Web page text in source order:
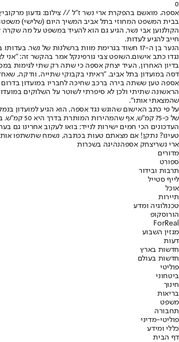
0
אספה. מואשם בהפקרת ארי נשר ז"ל // צילום: גדעון
בבית המשפט המחוזי בתל אביב המשיך היום (שלישי)
חייב להגיע לעדות.
הנער בן ה-17 חשוד בגרימת מוות ברשלנות של נשר. בעדותו במשטרה טען הנער שאינו זוכר את התאונה ומה שקרה לפניה. באחרונה הוא קיים שימוע בפרקליטות לפני הגשת כתב אישום, וכעת הוא מחכה להחלטה
נגדו כתב אישום.השופט צבי גורפינקל אמר בהקשר זה: "אני
בדיון האחרון, העיד יצחק אספה כי שתה רק שתי לגימות
דסה במועדון בתל אביב. "ראיתי בקבוקי שתייה, וודקה,
אספה טען ששתה בירה ברכב שחיכה לחבריו במועדון
הראשונה שתיתי ולכן לא סיפרתי לשוטר על השלוקים
שהמצאתי אותו".
על פי כתב האישום שהוגש נגד אספה, הוא הגיע למועדון
של כ-75 קמ"ש, אף שהמהירות המותרת בדרך היא 50 קמ"ש. בצומת רוקח אבן גבירול הוא התנגש באופניים, שעליהם רכבו נשר ז"ל וחברו. אספה נמלט מן המקום לכיוון רחוב בן אביגדור והפקיר למוות את נשר ז"ל.
העדכונים הכי חמים ישירות לנייד: בואו לעקוב אחרינו גם
טעינו? נתקן! אם מצאתם טעות בכתבה, נשמח שתשתפו
ארי נשריצחק אספהנהיגה בשכרות
מדורים
ספורט
תרבות ובידור
לייף סטייל
אוכל
תיירות
טכנולוגיה ומדע
הורוסקופ
ForReal
מגזין השבוע
דעות
חדשות בארץ
חדשות בעולם
פוליטי
ביטחוני
חינוך
בריאות
משפט
תחבורה
פוליטי-מדיני
כללי ומידע
דף הבית